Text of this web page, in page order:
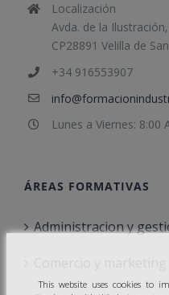
Localización
Avda. de la
CP28891 Velilla de
+34 916553907
Lunes a Viernes: 8:00
ÁREAS FORMATIVAS
Administracion y
This website uses cookies to